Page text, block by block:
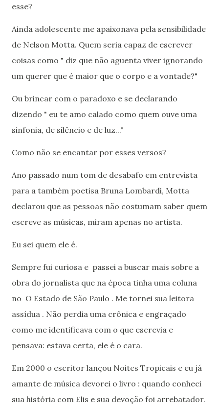
esse?
Ainda adolescente me apaixonava pela sensibilidade
de Nelson Motta. Quem seria capaz de escrever
coisas como " diz que não aguenta viver ignorando
um querer que é maior que o corpo e a vontade?"
Ou brincar com o paradoxo e se declarando
dizendo " eu te amo calado como quem ouve uma
sinfonia, de silêncio e de luz..."
Como não se encantar por esses versos?
Ano passado num tom de desabafo em entrevista
para a também poetisa Bruna Lombardi, Motta
declarou que as pessoas não costumam saber quem
escreve as músicas, miram apenas no artista.
Eu sei quem ele é.
Sempre fui curiosa e passei a buscar mais sobre a
obra do jornalista que na época tinha uma coluna
no O Estado de São Paulo . Me tornei sua leitora
assídua . Não perdia uma crônica e engraçado
como me identificava com o que escrevia e
pensava: estava certa, ele é o cara.
Em 2000 o escritor lançou Noites Tropicais e eu já
amante de música devorei o livro : quando conheci
sua história com Elis e sua devoção foi arrebatador.